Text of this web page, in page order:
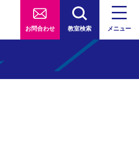
お問合わせ 教室検索 メニュー